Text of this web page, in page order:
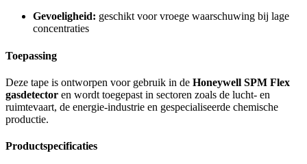
Gevoeligheid: geschikt voor vroege waarschuwing bij lage
concentraties
Toepassing
Deze tape is ontworpen voor gebruik in de Honeywell SPM Flex
gasdetector en wordt toegepast in sectoren zoals de lucht- en
ruimtevaart, de energie-industrie en gespecialiseerde chemische
productie.
Productspecificaties